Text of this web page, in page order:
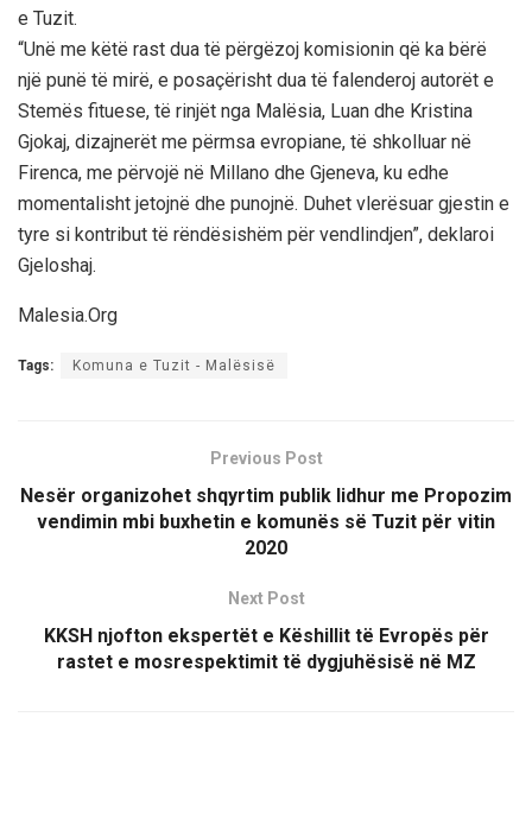
e Tuzit.
“Unë me këtë rast dua të përgëzoj komisionin që ka bërë
një punë të mirë, e posaçërisht dua të falenderoj autorët e
Stemës fituese, të rinjët nga Malësia, Luan dhe Kristina
Gjokaj, dizajnerët me përmsa evropiane, të shkolluar në
Firenca, me përvojë në Millano dhe Gjeneva, ku edhe
momentalisht jetojnë dhe punojnë. Duhet vlerësuar gjestin e
tyre si kontribut të rëndësishëm për vendlindjen”, deklaroi
Gjeloshaj.
Malesia.Org
Tags: Komuna e Tuzit - Malësisë
Previous Post
Nesër organizohet shqyrtim publik lidhur me Propozim
vendimin mbi buxhetin e komunës së Tuzit për vitin
2020
Next Post
KKSH njofton ekspertët e Këshillit të Evropës për
rastet e mosrespektimit të dygjuhësisë në MZ